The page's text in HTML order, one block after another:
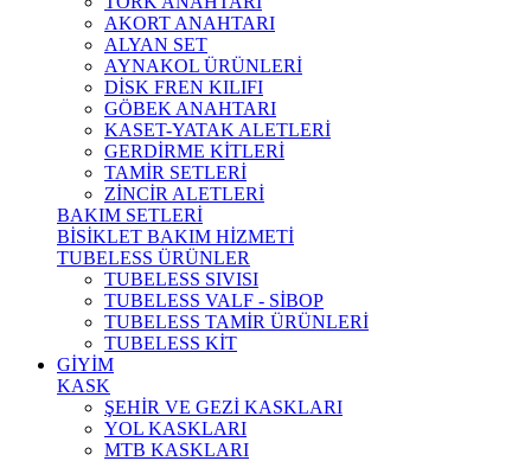
AKORT ANAHTARI
ALYAN SET
AYNAKOL ÜRÜNLERİ
DİSK FREN KILIFI
GÖBEK ANAHTARI
KASET-YATAK ALETLERİ
GERDİRME KİTLERİ
TAMİR SETLERİ
ZİNCİR ALETLERİ
BAKIM SETLERİ
BİSİKLET BAKIM HİZMETİ
TUBELESS ÜRÜNLER
TUBELESS SIVISI
TUBELESS VALF - SİBOP
TUBELESS TAMİR ÜRÜNLERİ
TUBELESS KİT
GİYİM
KASK
ŞEHİR VE GEZİ KASKLARI
YOL KASKLARI
MTB KASKLARI